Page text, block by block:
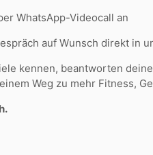
WhatsApp-Videocall an
auf Wunsch direkt in
kennen, beantworten
Weg zu mehr Fitness,